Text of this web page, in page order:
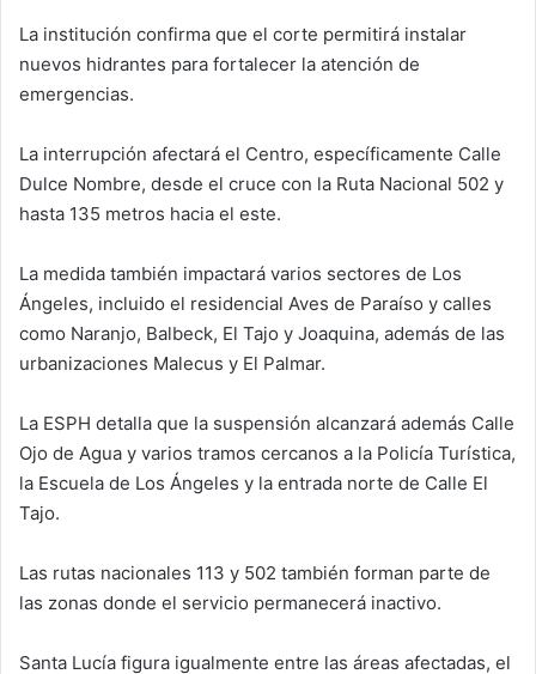
La institución confirma que el corte permitirá instalar
nuevos hidrantes para fortalecer la atención de
emergencias.
La interrupción afectará el Centro, específicamente Calle
Dulce Nombre, desde el cruce con la Ruta Nacional 502 y
hasta 135 metros hacia el este.
La medida también impactará varios sectores de Los
Ángeles, incluido el residencial Aves de Paraíso y calles
como Naranjo, Balbeck, El Tajo y Joaquina, además de las
urbanizaciones Malecus y El Palmar.
La ESPH detalla que la suspensión alcanzará además Calle
Ojo de Agua y varios tramos cercanos a la Policía Turística,
la Escuela de Los Ángeles y la entrada norte de Calle El
Tajo.
Las rutas nacionales 113 y 502 también forman parte de
las zonas donde el servicio permanecerá inactivo.
Santa Lucía figura igualmente entre las áreas afectadas, el